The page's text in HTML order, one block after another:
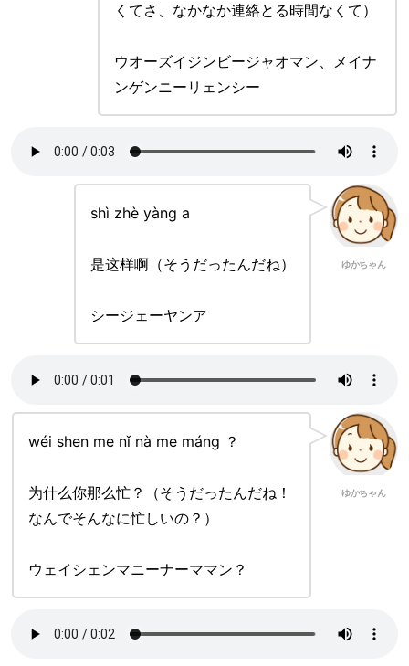
くてさ、なかなか連絡とる時間なくて）
ウオーズイジンビージャオマン、メイナ
ンゲンニーリェンシー
ゆかちゃん
shì zhè yàng a
是这样啊（そうだったんだね）
シージェーヤンア
ゆかちゃん
wéi shen me nǐ nà me máng ？
为什么你那么忙？（そうだったんだね！
なんでそんなに忙しいの？）
ウェイシェンマニーナーママン？